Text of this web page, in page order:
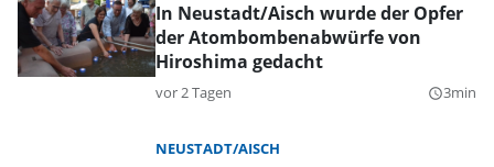
In Neustadt/Aisch wurde der Opfer
der Atombombenabwürfe von
Hiroshima gedacht
vor 2 Tagen query_builder3min
NEUSTADT/AISCH